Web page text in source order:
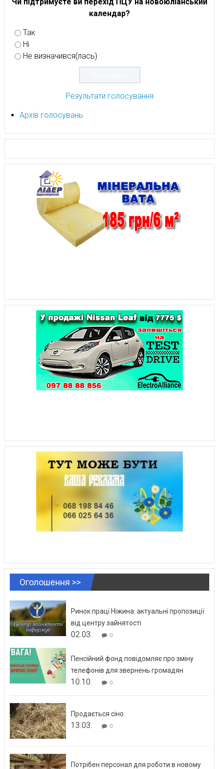
календар?
Так
Ні
Не визначився(лась)
Результати голосування
Архів голосувань
Оголошення >>
Ринок праці Ніжина: актуальні пропозиції
від центру зайнятості
02.03. 0
Пенсійний фонд повідомляє про зміну
телефонів для звернень громадян
10.10. 0
Продається сіно
13.03. 0
Потрібен персонал для роботи в новому